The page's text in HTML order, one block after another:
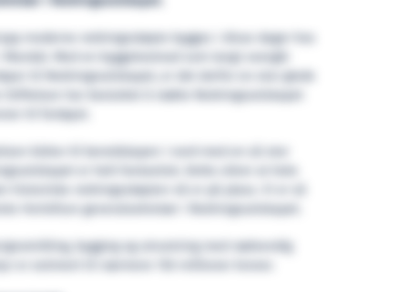
moderne redningsskøyte bygges i disse dager hos
Mandal. Med en byggekostnad som langt overgår
til Redningsselskapet, er det derfor en stor glede
Stiftelsen har besluttet å støtte Redningsselskapet
til fartøyet.
bidrar til beredskapen i nord med en så stor
er helt fantastisk. Dette sikrer at hele
historiske redningsskøyten nå er på plass. Vi er så
Herlofson generalsekretær i Redningsselskapet.
bygging og utrustning med nødvendig
er estimert til nærmere 150 millioner kroner.